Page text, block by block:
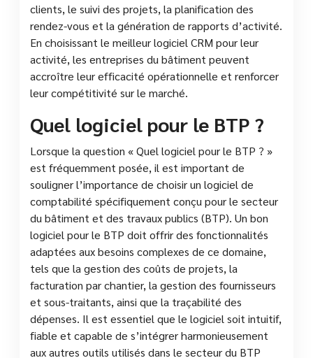
clients, le suivi des projets, la planification des
rendez-vous et la génération de rapports d’activité.
En choisissant le meilleur logiciel CRM pour leur
activité, les entreprises du bâtiment peuvent
accroître leur efficacité opérationnelle et renforcer
leur compétitivité sur le marché.
Quel logiciel pour le BTP ?
Lorsque la question « Quel logiciel pour le BTP ? »
est fréquemment posée, il est important de
souligner l’importance de choisir un logiciel de
comptabilité spécifiquement conçu pour le secteur
du bâtiment et des travaux publics (BTP). Un bon
logiciel pour le BTP doit offrir des fonctionnalités
adaptées aux besoins complexes de ce domaine,
tels que la gestion des coûts de projets, la
facturation par chantier, la gestion des fournisseurs
et sous-traitants, ainsi que la traçabilité des
dépenses. Il est essentiel que le logiciel soit intuitif,
fiable et capable de s’intégrer harmonieusement
aux autres outils utilisés dans le secteur du BTP